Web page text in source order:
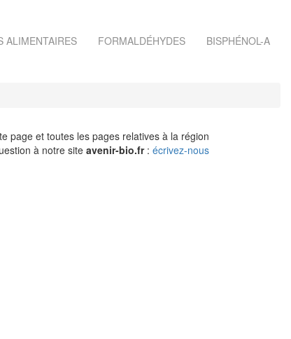
ALIMENTAIRES FORMALDÉHYDES BISPHÉNOL-A
page et toutes les pages relatives à la région
à notre siteavenir-bio.fr: écrivez-nous